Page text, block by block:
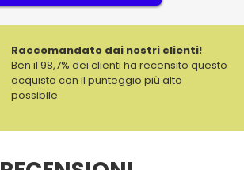
Raccomandato dai nostri clienti!
Ben il 98,7% dei clienti ha recensito questo
acquisto con il punteggio più alto
possibile